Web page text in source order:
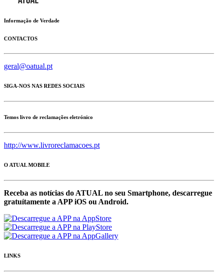
Informação de Verdade
CONTACTOS
geral@oatual.pt
SIGA-NOS NAS REDES SOCIAIS
Temos livro de reclamações eletrónico
http://www.livroreclamacoes.pt
O ATUAL MOBILE
Receba as notícias do ATUAL no seu Smartphone, descarregue
gratuítamente a APP iOS ou Android.
LINKS